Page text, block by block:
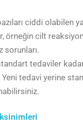
ciddi olabilen
örneğin cilt
sorunları.
tedaviler
tedavi yerine